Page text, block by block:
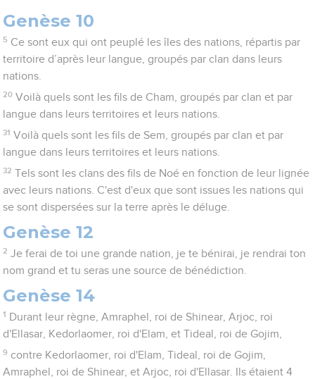
Genèse 10
5 Ce sont eux qui ont peuplé les îles des nations, répartis par
territoire d’après leur langue, groupés par clan dans leurs
nations.
20 Voilà quels sont les fils de Cham, groupés par clan et par
langue dans leurs territoires et leurs nations.
31 Voilà quels sont les fils de Sem, groupés par clan et par
langue dans leurs territoires et leurs nations.
32 Tels sont les clans des fils de Noé en fonction de leur lignée
avec leurs nations. C'est d'eux que sont issues les nations qui
se sont dispersées sur la terre après le déluge.
Genèse 12
2 Je ferai de toi une grande nation, je te bénirai, je rendrai ton
nom grand et tu seras une source de bénédiction.
Genèse 14
1 Durant leur règne, Amraphel, roi de Shinear, Arjoc, roi
d'Ellasar, Kedorlaomer, roi d'Elam, et Tideal, roi de Gojim,
9 contre Kedorlaomer, roi d'Elam, Tideal, roi de Gojim,
Amraphel, roi de Shinear, et Arjoc, roi d'Ellasar. Ils étaient 4